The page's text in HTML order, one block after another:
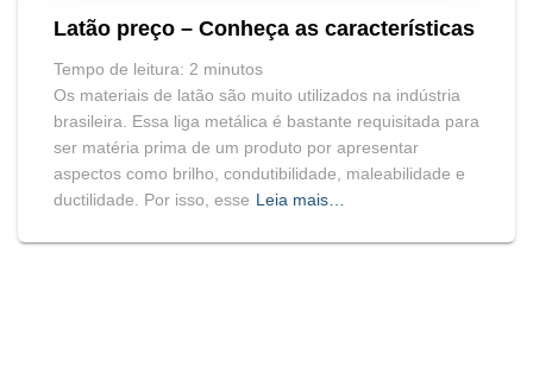
Latão preço – Conheça as características
Tempo de leitura: 2 minutos
Os materiais de latão são muito utilizados na indústria
brasileira. Essa liga metálica é bastante requisitada para
ser matéria prima de um produto por apresentar
aspectos como brilho, condutibilidade, maleabilidade e
ductilidade. Por isso, esse Leia mais…